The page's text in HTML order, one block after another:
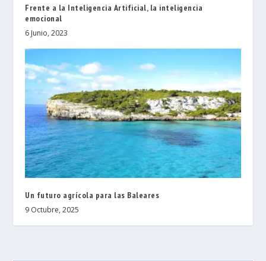
Frente a la Inteligencia Artificial, la inteligencia
emocional
6 Junio, 2023
Un futuro agrícola para las Baleares
9 Octubre, 2025